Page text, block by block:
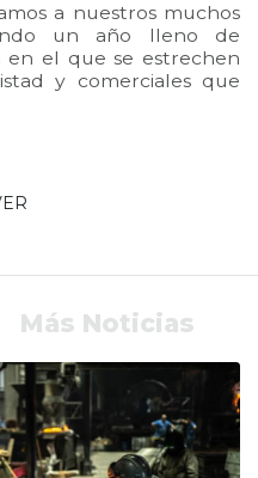
a nuestros muchos
un año lleno de
en el que se estrechen
y comerciales que
Más Noticias